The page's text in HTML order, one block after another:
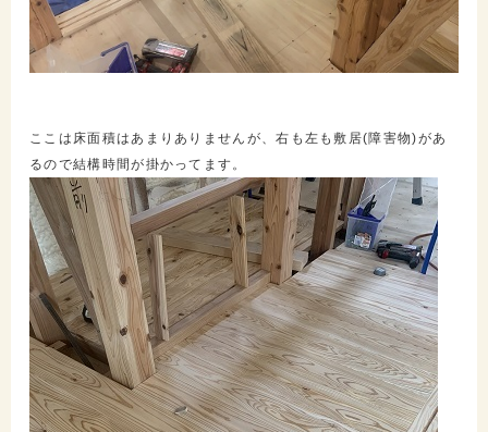
ここは床面積はあまりありませんが、右も左も敷居(障害物)があ
るので結構時間が掛かってます。